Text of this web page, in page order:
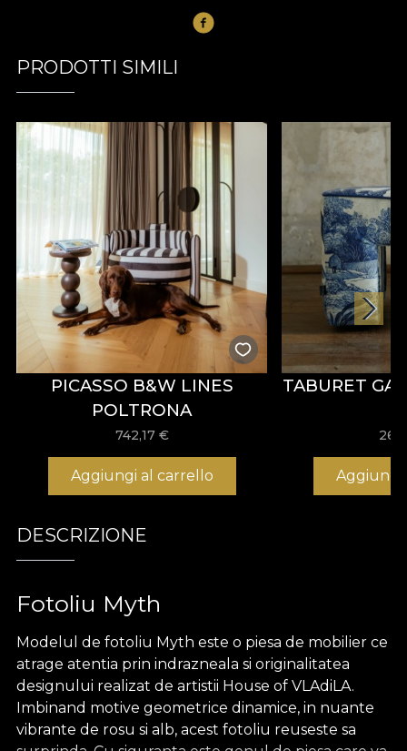
PRODOTTI SIMILI
PICASSO B&W LINES
POLTRONA
742,17 €
Aggiungi al carrello
TABURET
Aggiungi
DESCRIZIONE
Fotoliu Myth
Modelul de fotoliu Myth este o piesa de mobilier ce
atrage atentia prin indrazneala si originalitatea
designului realizat de artistii House of VLAdiLA.
Imbinand motive geometrice dinamice, in nuante
vibrante de rosu si alb, acest fotoliu reuseste sa